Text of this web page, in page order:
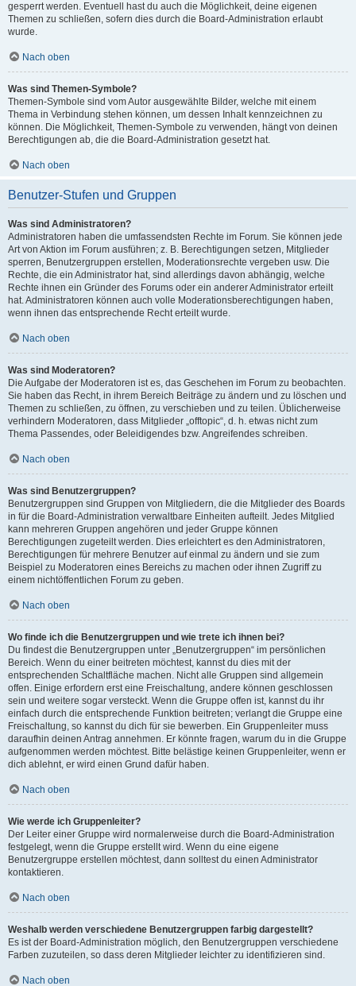
gesperrt werden. Eventuell hast du auch die Möglichkeit, deine eigenen
Themen zu schließen, sofern dies durch die Board-Administration erlaubt
wurde.
Nach oben
Was sind Themen-Symbole?
Themen-Symbole sind vom Autor ausgewählte Bilder, welche mit einem
Thema in Verbindung stehen können, um dessen Inhalt kennzeichnen zu
können. Die Möglichkeit, Themen-Symbole zu verwenden, hängt von deinen
Berechtigungen ab, die die Board-Administration gesetzt hat.
Nach oben
Benutzer-Stufen und Gruppen
Was sind Administratoren?
Administratoren haben die umfassendsten Rechte im Forum. Sie können jede
Art von Aktion im Forum ausführen; z. B. Berechtigungen setzen, Mitglieder
sperren, Benutzergruppen erstellen, Moderationsrechte vergeben usw. Die
Rechte, die ein Administrator hat, sind allerdings davon abhängig, welche
Rechte ihnen ein Gründer des Forums oder ein anderer Administrator erteilt
hat. Administratoren können auch volle Moderationsberechtigungen haben,
wenn ihnen das entsprechende Recht erteilt wurde.
Nach oben
Was sind Moderatoren?
Die Aufgabe der Moderatoren ist es, das Geschehen im Forum zu beobachten.
Sie haben das Recht, in ihrem Bereich Beiträge zu ändern und zu löschen und
Themen zu schließen, zu öffnen, zu verschieben und zu teilen. Üblicherweise
verhindern Moderatoren, dass Mitglieder „offtopic“, d. h. etwas nicht zum
Thema Passendes, oder Beleidigendes bzw. Angreifendes schreiben.
Nach oben
Was sind Benutzergruppen?
Benutzergruppen sind Gruppen von Mitgliedern, die die Mitglieder des Boards
in für die Board-Administration verwaltbare Einheiten aufteilt. Jedes Mitglied
kann mehreren Gruppen angehören und jeder Gruppe können
Berechtigungen zugeteilt werden. Dies erleichtert es den Administratoren,
Berechtigungen für mehrere Benutzer auf einmal zu ändern und sie zum
Beispiel zu Moderatoren eines Bereichs zu machen oder ihnen Zugriff zu
einem nichtöffentlichen Forum zu geben.
Nach oben
Wo finde ich die Benutzergruppen und wie trete ich ihnen bei?
Du findest die Benutzergruppen unter „Benutzergruppen“ im persönlichen
Bereich. Wenn du einer beitreten möchtest, kannst du dies mit der
entsprechenden Schaltfläche machen. Nicht alle Gruppen sind allgemein
offen. Einige erfordern erst eine Freischaltung, andere können geschlossen
sein und weitere sogar versteckt. Wenn die Gruppe offen ist, kannst du ihr
einfach durch die entsprechende Funktion beitreten; verlangt die Gruppe eine
Freischaltung, so kannst du dich für sie bewerben. Ein Gruppenleiter muss
daraufhin deinen Antrag annehmen. Er könnte fragen, warum du in die Gruppe
aufgenommen werden möchtest. Bitte belästige keinen Gruppenleiter, wenn er
dich ablehnt, er wird einen Grund dafür haben.
Nach oben
Wie werde ich Gruppenleiter?
Der Leiter einer Gruppe wird normalerweise durch die Board-Administration
festgelegt, wenn die Gruppe erstellt wird. Wenn du eine eigene
Benutzergruppe erstellen möchtest, dann solltest du einen Administrator
kontaktieren.
Nach oben
Weshalb werden verschiedene Benutzergruppen farbig dargestellt?
Es ist der Board-Administration möglich, den Benutzergruppen verschiedene
Farben zuzuteilen, so dass deren Mitglieder leichter zu identifizieren sind.
Nach oben